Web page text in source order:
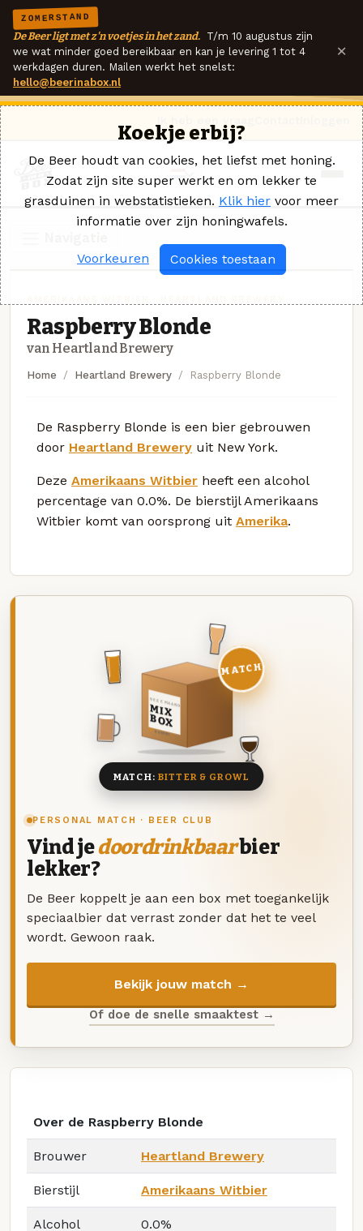
ZOMERSTAND
De Beer ligt met z'n voetjes in het zand. T/m 10 augustus zijn
we wat minder goed bereikbaar en kan je levering 1 tot 4
werkdagen duren. Mailen werkt het snelst:
hello@beerinabox.nl
×
Raspberry Blonde
van Heartland Brewery
Home Heartland Brewery Raspberry Blonde
De Raspberry Blonde is een bier gebrouwen
door Heartland Brewery uit New York.
Deze Amerikaans Witbier heeft een alcohol
percentage van 0.0%. De bierstijl Amerikaans
Witbier komt van oorsprong uit Amerika.
PERSONAL MATCH · BEER CLUB
Vind jedoordrinkbaarbier
lekker?
De Beer koppelt je aan een box met toegankelijk
speciaalbier dat verrast zonder dat het te veel
wordt. Gewoon raak.
Bekijk jouw match →
Of doe de snelle smaaktest →
DEZE MAAND
MIX
BOX
8 BIEREN
MATCH
MATCH: BITTER & GROWL
Over de Raspberry Blonde
Brouwer Heartland Brewery
Bierstijl Amerikaans Witbier
Alcohol 0.0%
Koekje erbij?
De Beer houdt van cookies, het liefst met honing.
Zodat zijn site super werkt en om lekker te
grasduinen in webstatistieken. Klik hier voor meer
informatie over zijn honingwafels.
Voorkeuren Cookies toestaan